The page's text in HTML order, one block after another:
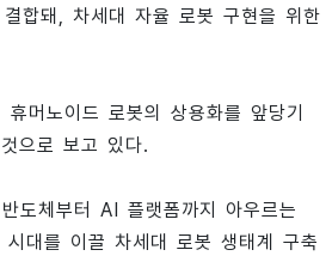
합돼, 차세대 자율 로봇 구현을 위한
머노이드 로봇의 상용화를 앞당기
으로 보고 있다.
도체부터 AI 플랫폼까지 아우르는
대를 이끌 차세대 로봇 생태계 구축